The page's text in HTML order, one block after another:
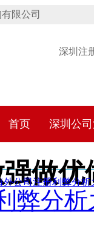
限公司
深圳注
首页 深圳公
做优
外公司注册利弊分析
弊分